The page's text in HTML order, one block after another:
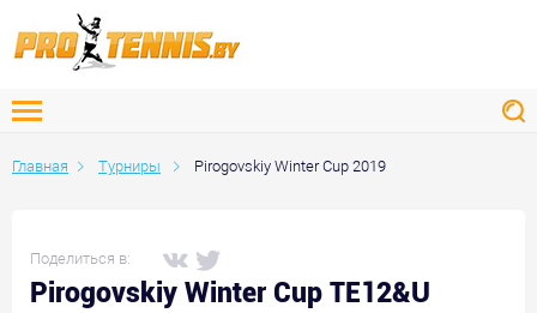
Главная Турниры Pirogovskiy Winter Cup 2019
Поделиться в:
Pirogovskiy Winter Cup TE12&U